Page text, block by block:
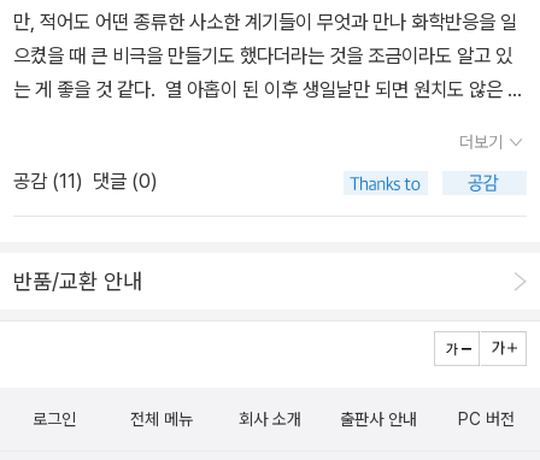
일을 보러 나가신다지요. 아침 열두 시에 닫기에 오늘은 아침에 쓸 글
을 허둥지둥 매듭짓고서 달렸습니다. 책집 앞에서 땀을 들이고 손낯
을 씻습니다. 바람을 쐬고 햇볕에 땀내음을 말립니다. 다시 손낯을 씻
고서 드디어 들어섭니다. 살림집하고 책집이 맞붙은, 아니 살림집 한
켠을 책집으로 꾸민, 포근하면서 멋스러운 책샘터로구나 싶습니다.
루하고 책시렁을 돌아봅니다. 우리는 이제야 책집으로 품을 들여 마
을이며 배움터 둘레로 작은책집이 몇 군데씩 있던 지난날에는 책집마
실을 생각한 사람이 드물었어요. 책집이 빠르게 사라지던 1990∼20
10년 사이에도 굳이 책집마실을 하려는 분은 안 많았습니다. 이동안
만, 적어도 어떤 종류한 사소한 계기들이 무엇과 만나 화학반응을 일
으켰을 때 큰 비극을 만들기도 했다더라는 것을 조금이라도 알고 있
는 게 좋을 것 같다. 열 아홉이 된 이후 생일날만 되면 원치도 않은 타
다. 아는 사람도 없고, 이 나이의 인생에 대해 갖고 있는 정보도 아무
것도 없는 주인공의 삶이 어떨지는 상상조차 되지 않는다. 제목 그대
로 고장나버린 시간 속에서 우나는 어떻게 살아가야 할까? 내가 20
자동차 디자이너, 그래픽 디자이너, 편집 디자이너, 기타 등등. 세월이
지나니 이젠 디자이너의 영역분계선이 더 이상 의미가 없어지더라.
디자이너는 이제 디자이너보다 크리에이터로 불리는 일이 더 흔해졌
럼 크리에이터가 대체 뭐 하는 사람이냐, 그게 궁금하다면 이런 책을
더보기
공감 (11) 댓글 (0)
반품/교환 안내
로그인 전체 메뉴 회사 소개 출판사 안내 PC 버전